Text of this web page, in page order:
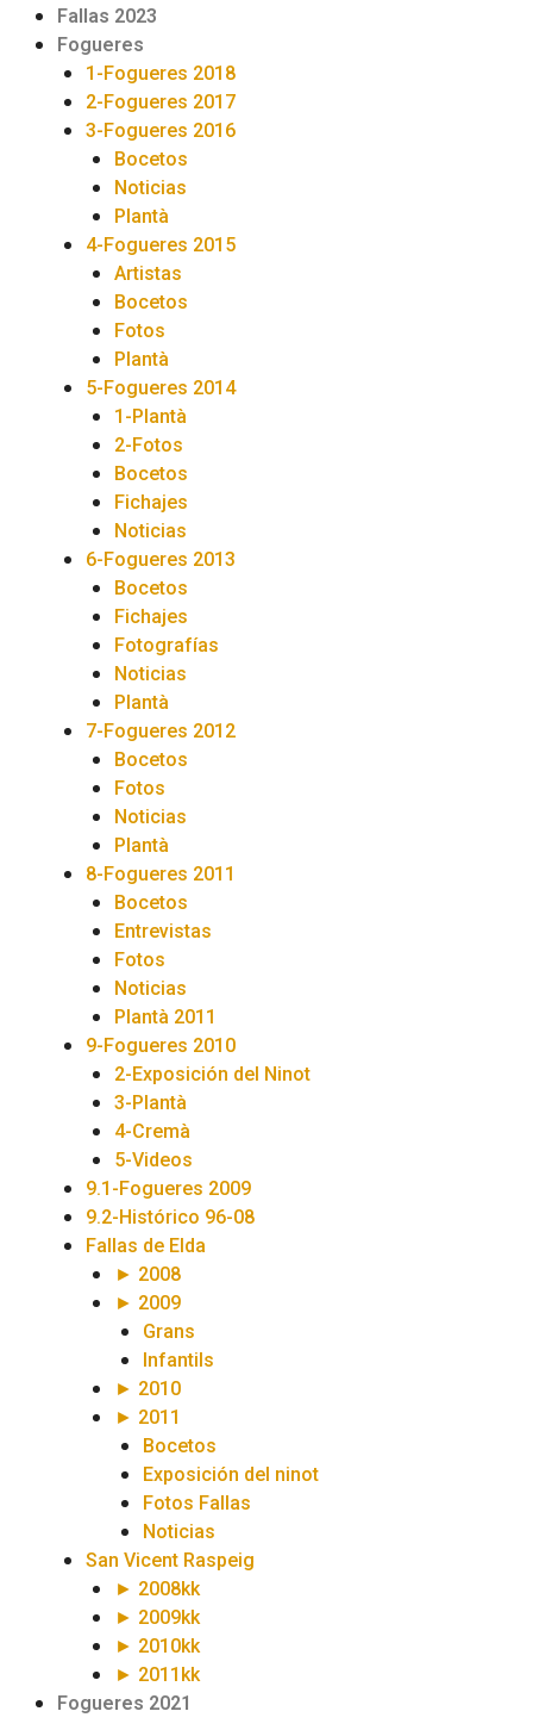
Fallas 2023
Fogueres
1-Fogueres 2018
2-Fogueres 2017
3-Fogueres 2016
Bocetos
Noticias
Plantà
4-Fogueres 2015
Artistas
Bocetos
Fotos
Plantà
5-Fogueres 2014
1-Plantà
2-Fotos
Bocetos
Fichajes
Noticias
6-Fogueres 2013
Bocetos
Fichajes
Fotografías
Noticias
Plantà
7-Fogueres 2012
Bocetos
Fotos
Noticias
Plantà
8-Fogueres 2011
Bocetos
Entrevistas
Fotos
Noticias
Plantà 2011
9-Fogueres 2010
2-Exposición del Ninot
3-Plantà
4-Cremà
5-Videos
9.1-Fogueres 2009
9.2-Histórico 96-08
Fallas de Elda
► 2008
► 2009
Grans
Infantils
► 2010
► 2011
Bocetos
Exposición del ninot
Fotos Fallas
Noticias
San Vicent Raspeig
► 2008kk
► 2009kk
► 2010kk
► 2011kk
Fogueres 2021